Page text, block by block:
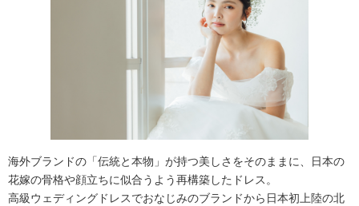
海外ブランドの「伝統と本物」が持つ美しさをそのままに、日本の
花嫁の骨格や顔立ちに似合うよう再構築したドレス。
高級ウェディングドレスでおなじみのブランドから日本初上陸の北